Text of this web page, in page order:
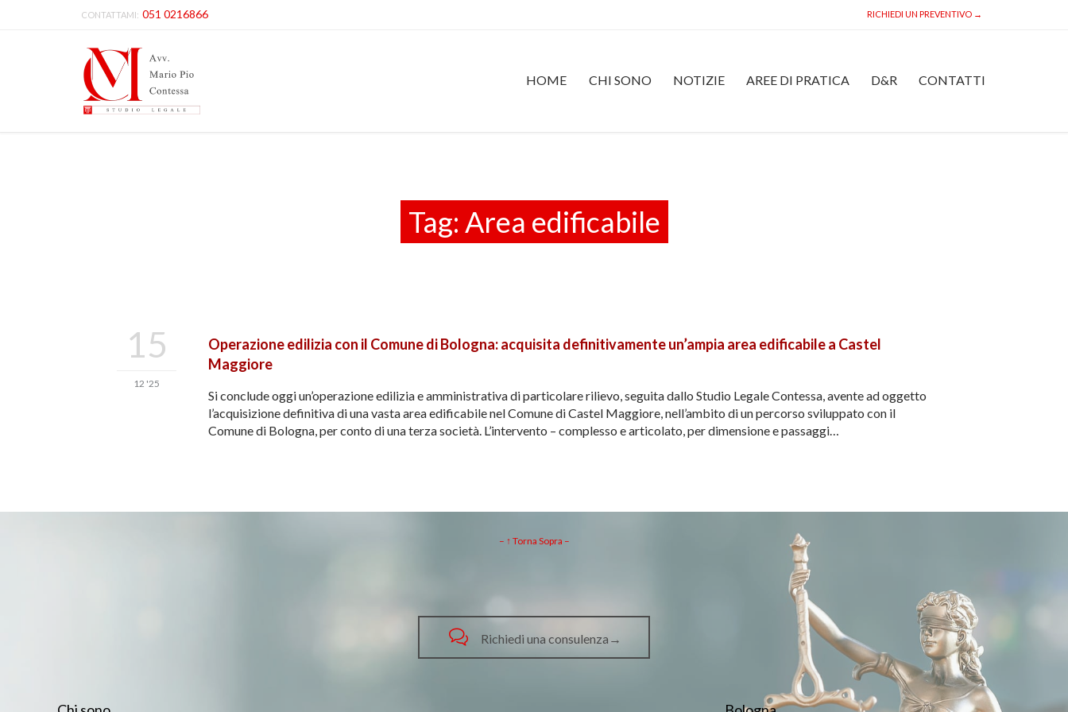
CONTATTAMI: 051 0216866 RICHIEDI UN PREVENTIVO →
HOME CHI SONO NOTIZIE AREE DI PRATICA D&R CONTATTI
Tag: Area edificabile
15
12 '25
Operazione edilizia con il Comune di Bologna: acquisita definitivamente un’ampia area edificabile a Castel
Maggiore
Si conclude oggi un’operazione edilizia e amministrativa di particolare rilievo, seguita dallo Studio Legale Contessa, avente ad oggetto
l’acquisizione definitiva di una vasta area edificabile nel Comune di Castel Maggiore, nell’ambito di un percorso sviluppato con il
Comune di Bologna, per conto di una terza società. L’intervento – complesso e articolato, per dimensione e passaggi…
– ↑ Torna Sopra –
 Richiedi una consulenza→